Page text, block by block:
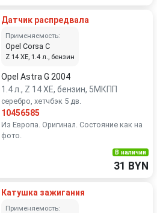
Датчик распредвала
Применяемость:
Opel Corsa C
Z 14 XE, 1.4 л., бензин
Opel Astra G 2004
1.4 л., Z 14 XE, бензин, 5МКПП
серебро, хетчбэк 5 дв.
10456585
Из Европа. Оригинал. Состояние как на
фото.
В наличии
31 BYN
Катушка зажигания
Применяемость: